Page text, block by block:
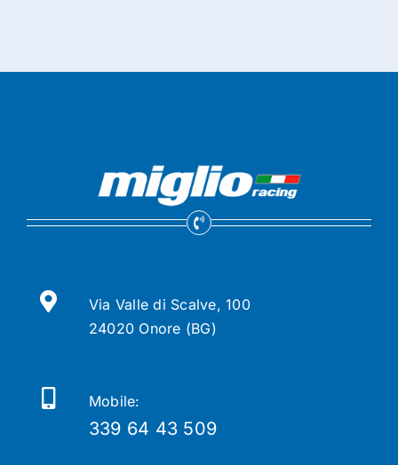
Via Valle di Scalve, 100
24020 Onore (BG)
Mobile:
339 64 43 509